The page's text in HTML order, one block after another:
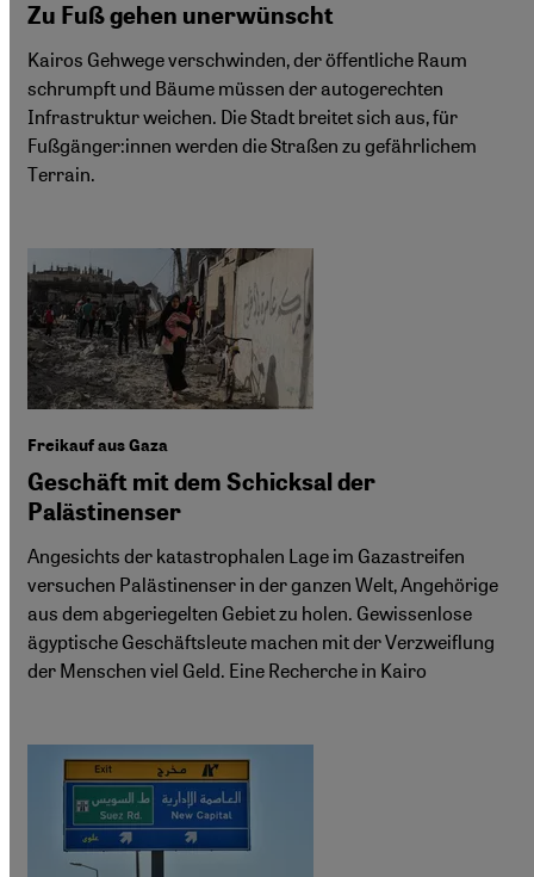
Zu Fuß gehen unerwünscht
Kairos Gehwege verschwinden, der öffentliche Raum
schrumpft und Bäume müssen der autogerechten
Infrastruktur weichen. Die Stadt breitet sich aus, für
Fußgänger:innen werden die Straßen zu gefährlichem
Terrain.
Freikauf aus Gaza
Geschäft mit dem Schicksal der
Palästinenser
Angesichts der katastrophalen Lage im Gazastreifen
versuchen Palästinenser in der ganzen Welt, Angehörige
aus dem abgeriegelten Gebiet zu holen. Gewissenlose
ägyptische Geschäftsleute machen mit der Verzweiflung
der Menschen viel Geld. Eine Recherche in Kairo